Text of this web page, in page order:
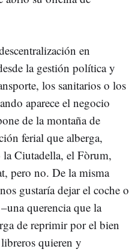
en
la gestión política y
los sanitarios o los
aparece el negocio
de la montaña de
ferial que alberga,
la Ciutadella, el Fòrum,
pero no. De la misma
gustaría dejar el coche o
querencia que la
de reprimir por el bien
quieren y